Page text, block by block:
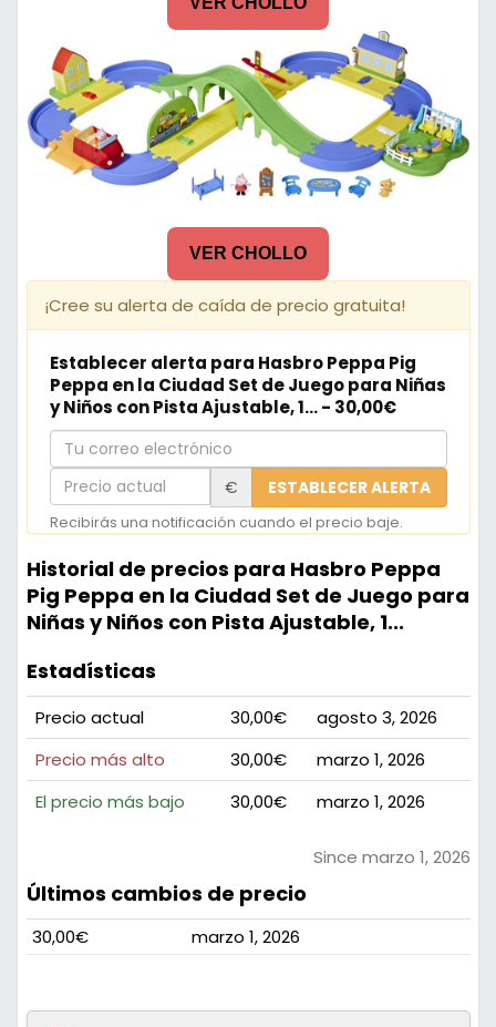
VER CHOLLO
¡Cree su alerta de caída de precio gratuita!
Establecer alerta para Hasbro Peppa Pig
Peppa en la Ciudad Set de Juego para Niñas
y Niños con Pista Ajustable, 1... - 30,00€
Tu
correo
electrónico
Precio
actual
€ ESTABLECER ALERTA
Recibirás una notificación cuando el precio baje.
Historial de precios para Hasbro Peppa
Pig Peppa en la Ciudad Set de Juego para
Niñas y Niños con Pista Ajustable, 1...
Estadísticas
Precio actual 30,00€
agosto 3, 2026
Precio más alto
30,00€
marzo 1, 2026
El precio más bajo
30,00€ marzo 1, 2026
Since marzo 1, 2026
Últimos cambios de precio
30,00€ marzo 1, 2026